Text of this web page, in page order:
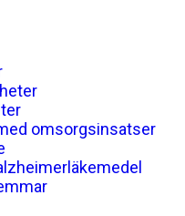
omsorgsinsatser